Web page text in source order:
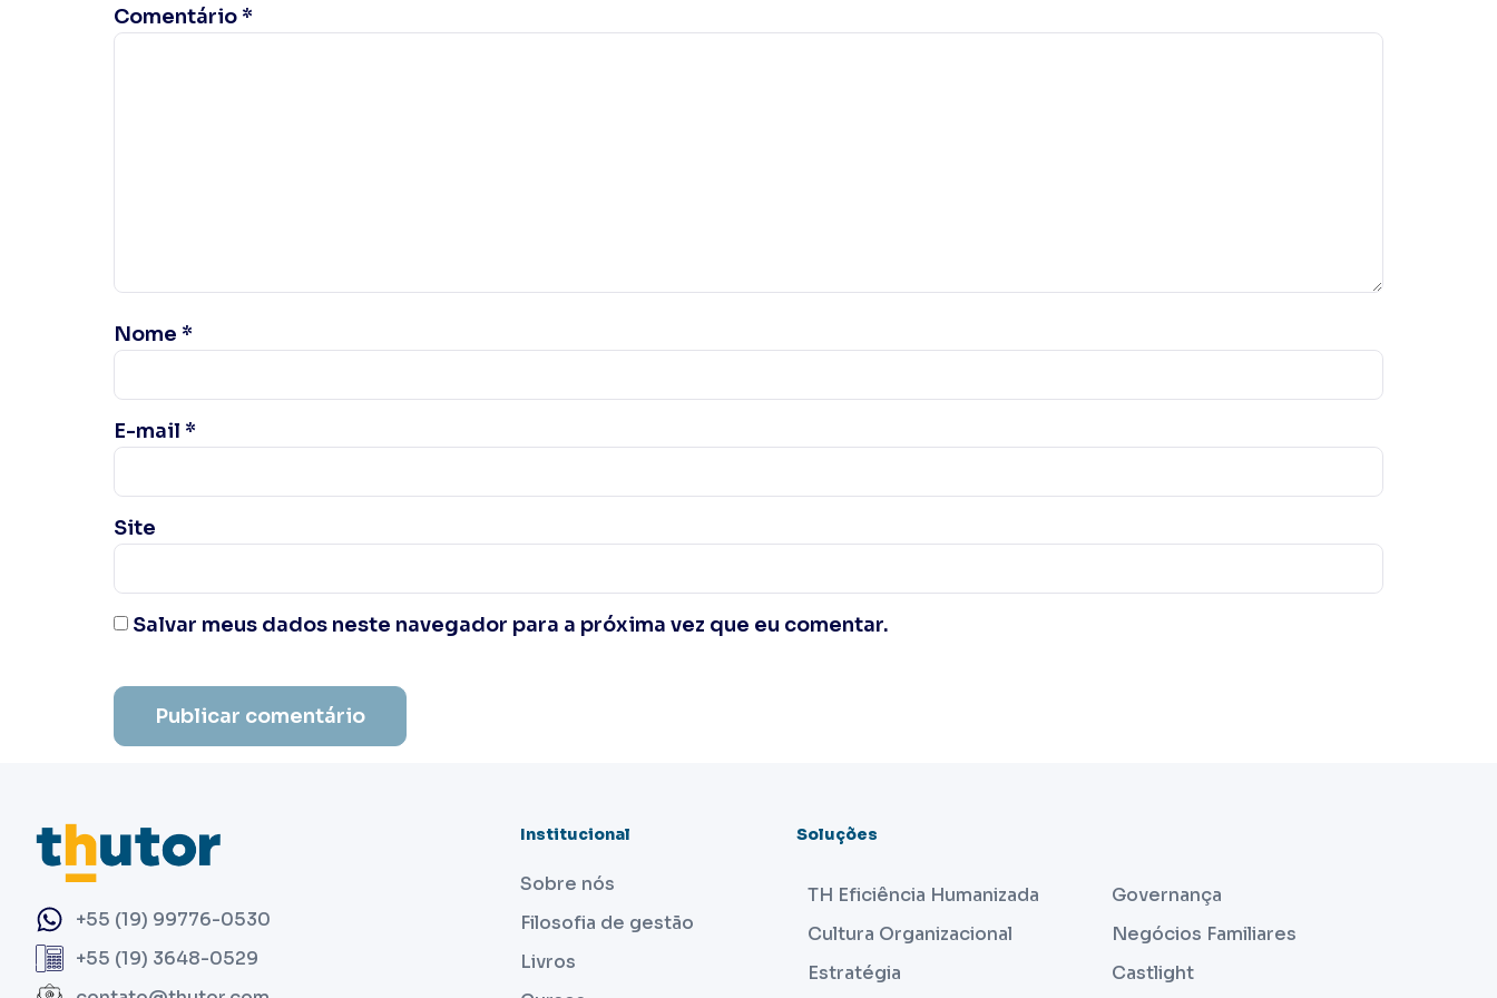
Comentário *
Nome *
E-mail *
Site
Salvar meus dados neste navegador para a próxima vez que eu comentar.
+55 (19) 99776-0530
+55 (19) 3648-0529
Institucional
Sobre nós
Filosofia de gestão
Livros
Soluções
TH Eficiência Humanizada
Cultura Organizacional
Estratégia
Governança
Negócios Familiares
Castlight